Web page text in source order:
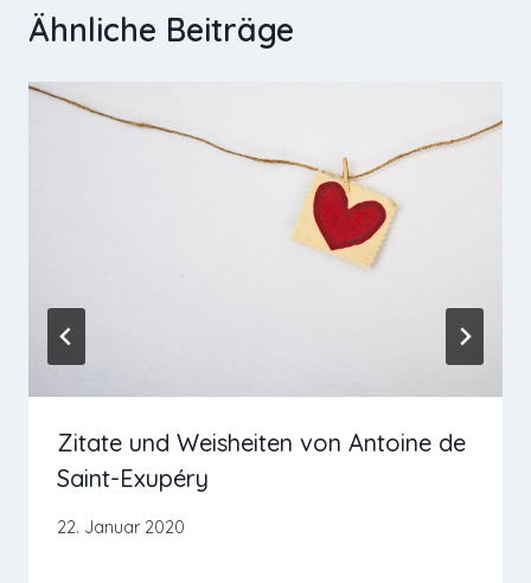
Ähnliche Beiträge
Zitate und Weisheiten von Antoine de
Saint-Exupéry
22. Januar 2020